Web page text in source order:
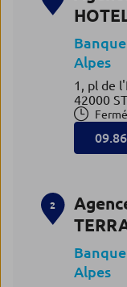
Alpes
1, pl de
42000
2
Alpes